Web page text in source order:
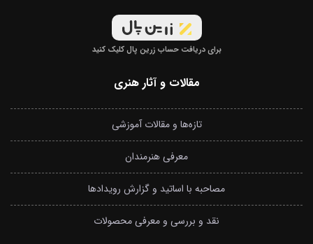
برای دریافت حساب زرین پال کلیک کنید
مقالات و آثار هنری
تازه‌ها و مقالات آموزشی
معرفی هنرمندان
مصاحبه با اساتید و گزارش رویدادها
نقد و بررسی و معرفی محصولات